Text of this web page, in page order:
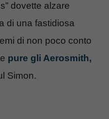
dovette alzare
di una fastidiosa
di non poco conto
pure gli Aerosmith,
Simon.